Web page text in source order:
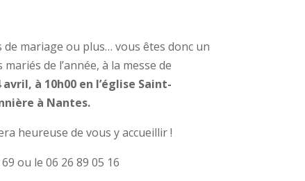
de mariage ou plus… vous êtes donc un
de l’année, à la messe de
à 10h00 en l’église Saint-
à Nantes.
heureuse de vous y accueillir !
ou le 06 26 89 05 16